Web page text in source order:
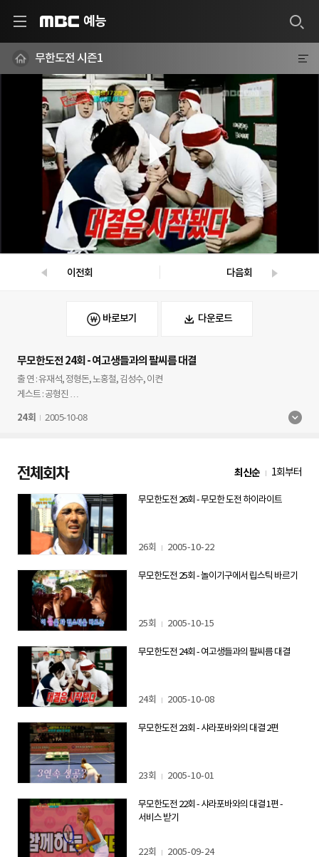
예능
무한도전 시즌1
이전회 다음회
바로보기 다운로드
무모한도전 24회 - 여고생들과의 팔씨름 대결
출 연 : 유재석, 정형돈, 노홍철, 김성수, 이켠
게스트 : 공형진
여고생 180명과의 팔씨름 대결!!
무한도전팀은 과연 몇 명의 여고생들을 이길 수 있을까?
드디어 무한도전에서 밝혀내겠다! 으쌰 으쌰! 팔힘을 길러라!!
서로 팔과 팔을 맞부딪히며 뼈아픈 고통을 참아야 해!
팔힘 대결!! 철봉훈련!
무한도전 멤버 중 턱걸이를 하나도 못하는 이는 과연 누구?
여고생 여섯 학급을 쓰러뜨려야 하는 오늘의 도전!
무한도전팀 6명이 도전하는 세기의 팔씨름 대결!
성동여자실업고등학교를 찾은 무한도전팀!
서로 여고생들에게 인기 많은 줄 착각하는 그들~
팔힘에만 전념하시오~
과연 여고생들이 이길까? 무한도전팀이 이길까?
왁자지껄 생기발랄 여고생들과의 팔씨름 대결을 기대하세요!
24회 2005-10-08
전체회차 최신순 1회부터
무모한도전 26회 - 무모한 도전 하이라이트
26회 2005-10-22
무모한도전 25회 - 놀이기구에서 립스틱 바르기
25회 2005-10-15
무모한도전 24회 - 여고생들과의 팔씨름 대결
24회 2005-10-08
무모한도전 23회 - 샤라포바와의 대결 2편
23회 2005-10-01
무모한도전 22회 - 샤라포바와의 대결 1편 -
서비스 받기
22회 2005-09-24